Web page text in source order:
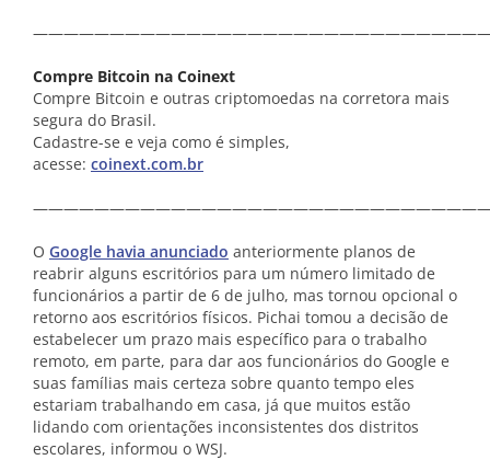
Compre Bitcoin na Coinext
Compre Bitcoin e outras criptomoedas na corretora mais
segura do Brasil.
Cadastre-se e veja como é simples,
acesse: coinext.com.br
O Google havia anunciado anteriormente planos de
reabrir alguns escritórios para um número limitado de
funcionários a partir de 6 de julho, mas tornou opcional o
retorno aos escritórios físicos. Pichai tomou a decisão de
estabelecer um prazo mais específico para o trabalho
remoto, em parte, para dar aos funcionários do Google e
suas famílias mais certeza sobre quanto tempo eles
estariam trabalhando em casa, já que muitos estão
lidando com orientações inconsistentes dos distritos
escolares, informou o WSJ.